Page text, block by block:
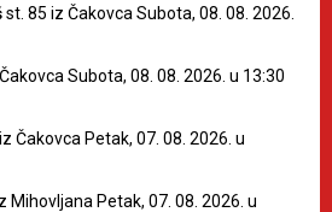
st. 85 iz Čakovca Subota, 08. 08. 2026.
Subota, 08. 08. 2026. u 13:30
Čakovca Petak, 07. 08. 2026. u
Mihovljana Petak, 07. 08. 2026. u